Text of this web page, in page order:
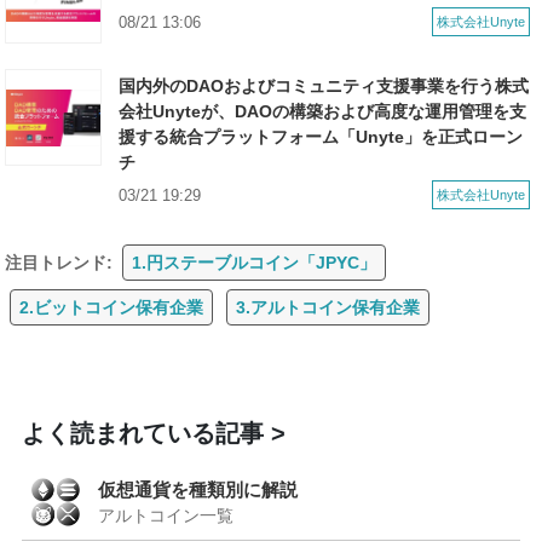
株式会社Unyte
08/21 13:06
国内外のDAOおよびコミュニティ支援事業を行う株式
会社Unyteが、DAOの構築および高度な運用管理を支
援する統合プラットフォーム「Unyte」を正式ローン
チ
株式会社Unyte
03/21 19:29
注目トレンド: 1.円ステーブルコイン「JPYC」
2.ビットコイン保有企業 3.アルトコイン保有企業
よく読まれている記事
仮想通貨を種類別に解説
アルトコイン一覧